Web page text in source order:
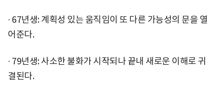
∙ 67년생: 계획성 있는 움직임이 또 다른 가능성의 문을 열
어준다.
∙ 79년생: 사소한 불화가 시작되나 끝내 새로운 이해로 귀
결된다.